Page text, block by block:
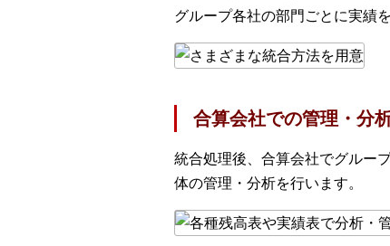
グループ各社の部門ごとに実績
合算会社での管理・分
統合処理後、合算会社でグルー
体の管理・分析を行います。